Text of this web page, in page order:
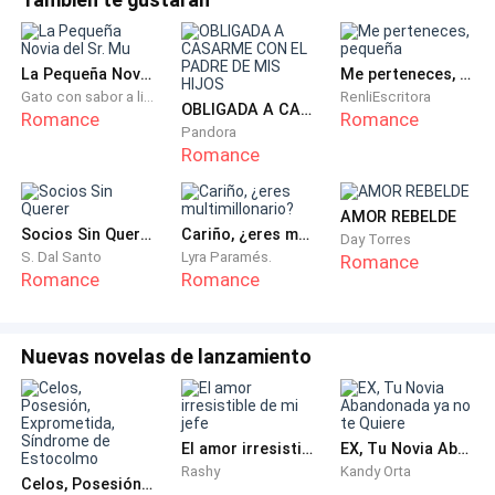
lo que él me ocultó a propósito era que esa socia
comercial era Beverly Anderson, y quizás esa sea la
razón por la que ha estado más frío e indiferente de
lo habitual.
Mi corazón me duele ante esta realidad, pero me
respecto. Nunca he tenido un lugar en el corazón de
Kian, pero él ha sido el único hombre en el mío. Lo amé
desde el momento en que lo conocí, pero no puedo
decir lo mismo de él.
Siempre me recuerda, incluso sin hablar, que nuestro
matrimonio no es más que un intento de cumplir los
deseos de su abuelo. Yo sabía que si él hubiera
conseguido lo que quería, nunca me habría dirigido la
palabra, ni mucho menos se habría casado conmigo.
La Pequeña Novia del Sr. Mu
Gato con sabor a limón
Romance OBLIGADA A CASARME CON EL PADRE DE MIS HIJOS
Pandora
Romance
Me perteneces, pequeña
RenliEscritora
Romance
Socios Sin Querer
S. Dal Santo
Romance
Cariño, ¿eres multimillonario?
Lyra Paramés.
Romance
AMOR REBELDE
Day Torres
Romance
Nuevas novelas de lanzamiento
Celos, Posesión, Exprometida, Síndrome de Estocolmo
El amor irresistible de mi jefe
Rashy
EX, Tu Novia Abandonada ya no te Quiere
Kandy Orta